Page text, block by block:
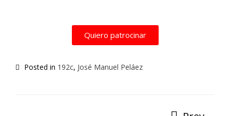
Quiero patrocinar
Posted in 192c, José Manuel Peláez